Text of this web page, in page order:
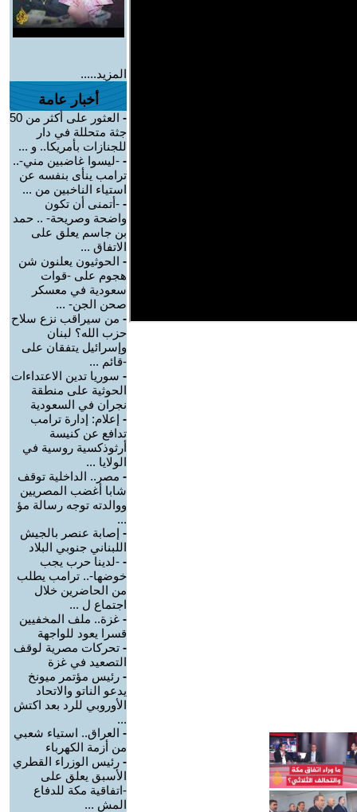
المزيد.....
أخبار عامة
-
العثور على أكثر من 50
جثة متحللة في دار
للجنازات بأمريكا.. و ...
- -ليسوا غاضبين مني-..
ترامب ينأى بنفسه عن
استياء الناخبين من ...
- -أتمنى أن تكون
واضحة وصريحة- .. حمد
بن جاسم يعلق على
الاتفاق ...
- الحوثيون يعلنون شن
هجوم على -قوات
سعودية في معسكر
صحن الجن- ...
- من سيراقب نزع سلاح
حزب الله؟ لبنان
وإسرائيل يتفقان على
-قائم ...
- سوريا تدين الاعتداءات
الحوثية على منطقة
نجران في السعودية
- إعلام: إدارة ترامب
تدافع عن كنيسة
أرثوذكسية روسية في
الولايا ...
- مصر.. الداخلية توقف
شابا أغضب المصريين
ووالدته توجه رسالة مؤ
...
- إصابة عنصر بالجيش
اللبناني جنوبي البلاد
- -لدينا حرب يجب
خوضها-.. ترامب يطلب
من الحاضرين خلال
اجتماع ل ...
- غزة.. ملف المخفيين
قسرا يعود للواجهة
- تحركات مصرية لوقف
التصعيد في غزة
- رئيس مؤتمر ميونخ
يدعو الناتو والاتحاد
الأوروبي للرد بعد اكتش
...
- العراق.. استياء شعبي
من أزمة الكهرباء
- رئيس الوزراء القطري
الأسبق يعلق على
-اتفاقية مكة للدفاع
المش ...